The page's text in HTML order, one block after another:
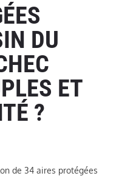
DU
ET
?
de 34 aires protégées